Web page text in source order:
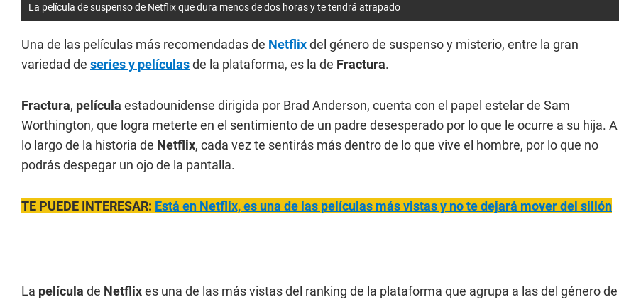
La película de suspenso de Netflix que dura menos de dos horas y te tendrá atrapado
Una de las películas más recomendadas de Netflixdel género de suspenso y misterio, entre la gran
variedad de series y películasde la plataforma, es la de Fractura.
Fractura, película estadounidense dirigida por Brad Anderson, cuenta con el papel estelar de Sam
Worthington, que logra meterte en el sentimiento de un padre desesperado por lo que le ocurre a su hija. A
lo largo de la historia de Netflix, cada vez te sentirás más dentro de lo que vive el hombre, por lo que no
podrás despegar un ojo de la pantalla.
TE PUEDE INTERESAR: Está en Netflix, es una de las películas más vistas y no te dejará mover del sillón
La película de Netflixes una de las más vistas del ranking de la plataforma que agrupa a las del género de